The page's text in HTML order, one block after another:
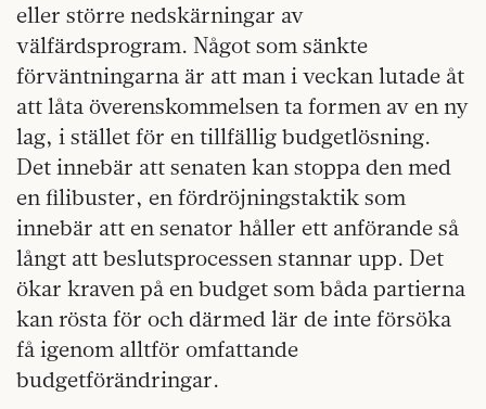
eller större nedskärningar av
välfärdsprogram. Något som sänkte
förväntningarna är att man i veckan lutade åt
att låta överenskommelsen ta formen av en ny
lag, i stället för en tillfällig budgetlösning.
Det innebär att senaten kan stoppa den med
en filibuster, en fördröjningstaktik som
innebär att en senator håller ett anförande så
långt att beslutsprocessen stannar upp. Det
ökar kraven på en budget som båda partierna
kan rösta för och därmed lär de inte försöka
få igenom alltför omfattande
budgetförändringar.